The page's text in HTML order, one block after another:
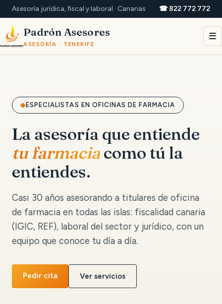
Asesoría jurídica, fiscal y laboral · Canarias ☎ 822 772 772
Padrón Asesores
ASESORÍA · TENERIFE
☰
ESPECIALISTAS EN OFICINAS DE FARMACIA
La asesoría que entiende
tu farmaciacomo tú la
entiendes.
Casi 30 años asesorando a titulares de oficina
de farmacia en todas las islas: fiscalidad canaria
(IGIC, REF), laboral del sector y jurídico, con un
equipo que conoce tu día a día.
Pedir cita Ver servicios